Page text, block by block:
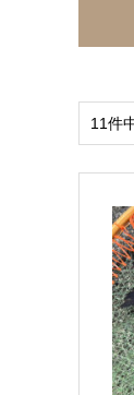
11件